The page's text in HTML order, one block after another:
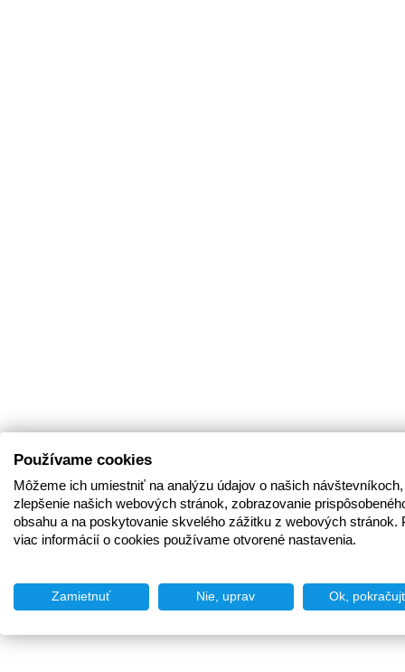
Používame cookies
Môžeme ich umiestniť na analýzu údajov o našich
zlepšenie našich webových stránok, zobrazovanie
obsahu a na poskytovanie skvelého zážitku z webových stránok.
viac informácií o cookies používame otvorené nastavenia.
Zamietnuť Nie, uprav Ok,